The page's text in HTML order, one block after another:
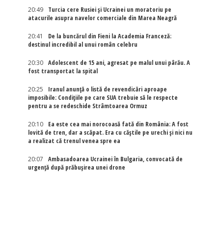
20:49
Turcia cere Rusiei și Ucrainei un moratoriu pe
atacurile asupra navelor comerciale din Marea Neagră
20:41
De la buncărul din Fieni la Academia Franceză:
destinul incredibil al unui român celebru
20:30
Adolescent de 15 ani, agresat pe malul unui pârău. A
fost transportat la spital
20:25
Iranul anunță o listă de revendicări aproape
imposibile: Condițiile pe care SUA trebuie să le respecte
pentru a se redeschide Strâmtoarea Ormuz
20:10
Ea este cea mai norocoasă fată din România: A fost
lovită de tren, dar a scăpat. Era cu căștile pe urechi și nici nu
a realizat că trenul venea spre ea
20:07
Ambasadoarea Ucrainei în Bulgaria, convocată de
urgență după prăbușirea unei drone